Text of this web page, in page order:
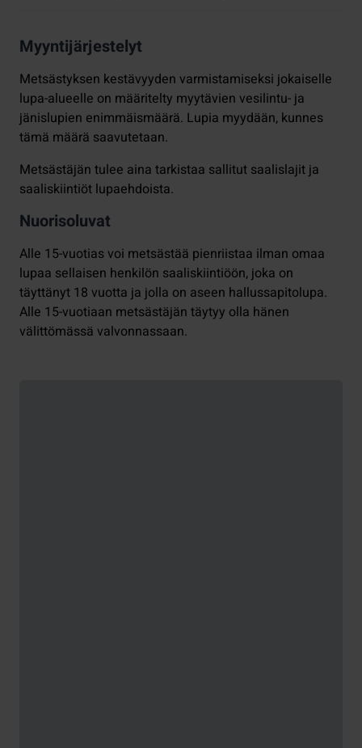
Myyntijärjestelyt
Metsästyksen kestävyyden varmistamiseksi jokaiselle
lupa-alueelle on määritelty myytävien vesilintu- ja
jänislupien enimmäismäärä. Lupia myydään, kunnes
tämä määrä saavutetaan.
Metsästäjän tulee aina tarkistaa sallitut saalislajit ja
saaliskiintiöt lupaehdoista.
Nuorisoluvat
Alle 15-vuotias voi metsästää pienriistaa ilman omaa
lupaa sellaisen henkilön saaliskiintiöön, joka on
täyttänyt 18 vuotta ja jolla on aseen hallussapitolupa.
Alle 15-vuotiaan metsästäjän täytyy olla hänen
välittömässä valvonnassaan.